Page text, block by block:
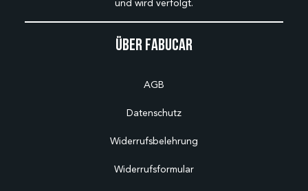
Über Fabucar
AGB
Datenschutz
Widerrufsbelehrung
Widerrufsformular
und wird verfolgt.